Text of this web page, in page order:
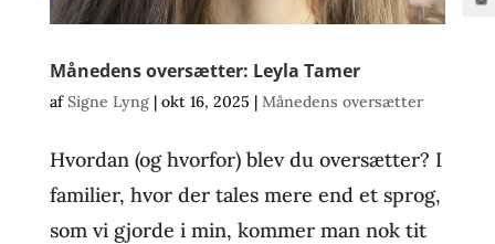
Månedens oversætter: Leyla Tamer
afSigne Lyng| okt 16, 2025 | Månedens oversætter
Hvordan (og hvorfor) blev du oversætter? I
familier, hvor der tales mere end et sprog,
som vi gjorde i min, kommer man nok tit